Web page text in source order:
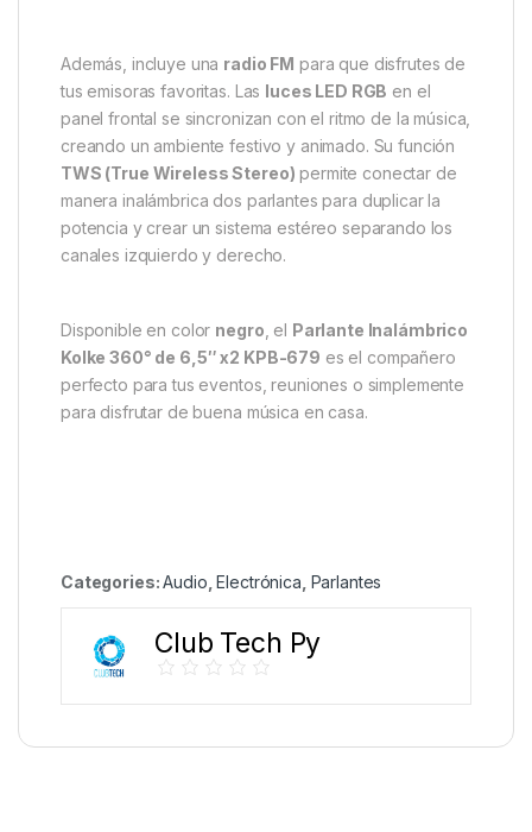
Además, incluye una radio FM para que disfrutes de
tus emisoras favoritas. Las luces LED RGB en el
panel frontal se sincronizan con el ritmo de la música,
creando un ambiente festivo y animado. Su función
TWS (True Wireless Stereo) permite conectar de
manera inalámbrica dos parlantes para duplicar la
potencia y crear un sistema estéreo separando los
canales izquierdo y derecho.
Disponible en color negro , el Parlante Inalámbrico
Kolke 360° de 6,5″ x2 KPB-679 es el compañero
perfecto para tus eventos, reuniones o simplemente
para disfrutar de buena música en casa.
Categories:Audio ,Electrónica Parlantes
Club Tech Py